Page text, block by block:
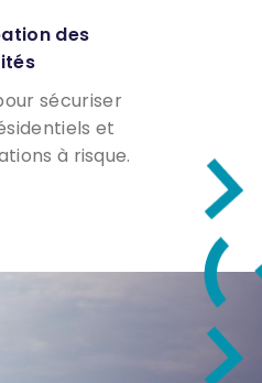
des
sécuriser
et
à risque.